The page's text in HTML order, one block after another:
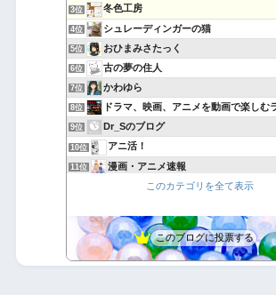
3位 冬色工房
4位 シュレーディンガーの猫
5位 おひまみさたっく
6位 古の夢の住人
7位 かわゆら
8位 ドラマ、映画、アニメを動画で楽しむラ
9位 Dr_Sのブログ
10位 アニ活！
11位 漫画・アニメ速報
たつみんの気ままな喫茶店
14位 バカには見えない服はバカに裸を見
15位 完全趣味（裏）
このカテゴリを全て表示
このブログに投票する